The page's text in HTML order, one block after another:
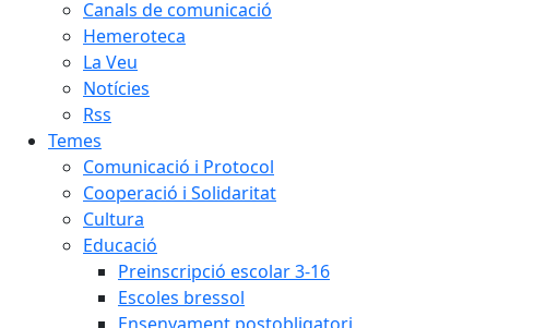
Canals de comunicació
Hemeroteca
La Veu
Notícies
Rss
Temes
Comunicació i Protocol
Cooperació i Solidaritat
Cultura
Educació
Preinscripció escolar 3-16
Escoles bressol